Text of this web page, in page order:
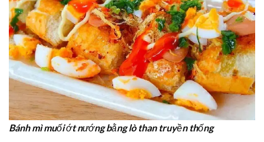
Bánh mì muối ớt nướng bằng lò than truyền thống